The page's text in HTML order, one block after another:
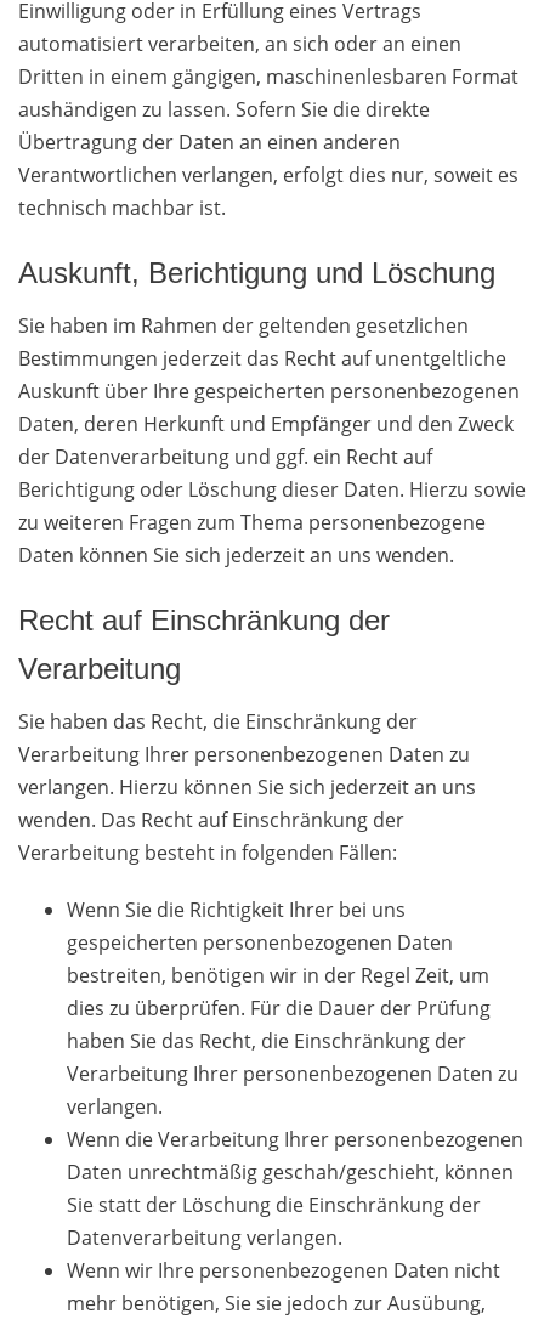
Einwilligung oder in Erfüllung eines Vertrags
automatisiert verarbeiten, an sich oder an einen
Dritten in einem gängigen, maschinenlesbaren Format
aushändigen zu lassen. Sofern Sie die direkte
Übertragung der Daten an einen anderen
Verantwortlichen verlangen, erfolgt dies nur, soweit es
technisch machbar ist.
Auskunft, Berichtigung und Löschung
Sie haben im Rahmen der geltenden gesetzlichen
Bestimmungen jederzeit das Recht auf unentgeltliche
Auskunft über Ihre gespeicherten personenbezogenen
Daten, deren Herkunft und Empfänger und den Zweck
der Datenverarbeitung und ggf. ein Recht auf
Berichtigung oder Löschung dieser Daten. Hierzu sowie
zu weiteren Fragen zum Thema personenbezogene
Daten können Sie sich jederzeit an uns wenden.
Recht auf Einschränkung der
Verarbeitung
Sie haben das Recht, die Einschränkung der
Verarbeitung Ihrer personenbezogenen Daten zu
verlangen. Hierzu können Sie sich jederzeit an uns
wenden. Das Recht auf Einschränkung der
Verarbeitung besteht in folgenden Fällen:
Wenn Sie die Richtigkeit Ihrer bei uns
gespeicherten personenbezogenen Daten
bestreiten, benötigen wir in der Regel Zeit, um
dies zu überprüfen. Für die Dauer der Prüfung
haben Sie das Recht, die Einschränkung der
Verarbeitung Ihrer personenbezogenen Daten zu
verlangen.
Wenn die Verarbeitung Ihrer personenbezogenen
Daten unrechtmäßig geschah/geschieht, können
Sie statt der Löschung die Einschränkung der
Datenverarbeitung verlangen.
Wenn wir Ihre personenbezogenen Daten nicht
mehr benötigen, Sie sie jedoch zur Ausübung,